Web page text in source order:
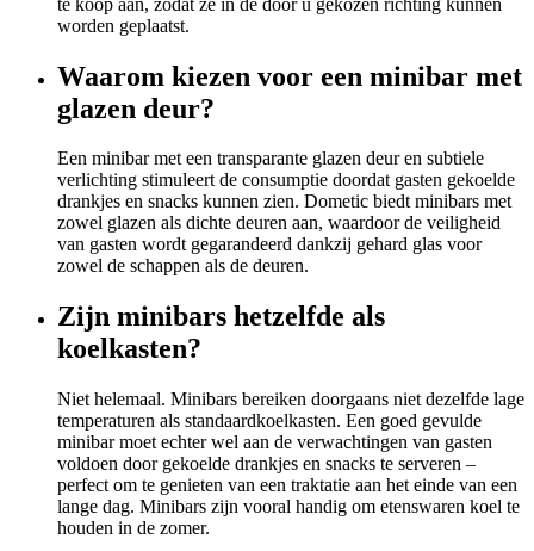
worden geplaatst.
Waarom kiezen voor een minibar met
glazen deur?
Een minibar met een transparante glazen deur en subtiele
verlichting stimuleert de consumptie doordat gasten gekoelde
drankjes en snacks kunnen zien. Dometic biedt minibars met
zowel glazen als dichte deuren aan, waardoor de veiligheid
van gasten wordt gegarandeerd dankzij gehard glas voor
zowel de schappen als de deuren.
Zijn minibars hetzelfde als
koelkasten?
Niet helemaal. Minibars bereiken doorgaans niet dezelfde lage
temperaturen als standaardkoelkasten. Een goed gevulde
minibar moet echter wel aan de verwachtingen van gasten
voldoen door gekoelde drankjes en snacks te serveren –
perfect om te genieten van een traktatie aan het einde van een
lange dag. Minibars zijn vooral handig om etenswaren koel te
houden in de zomer.